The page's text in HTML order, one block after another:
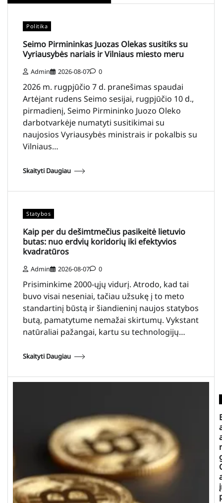
Politika
Seimo Pirmininkas Juozas Olekas susitiks su
Vyriausybės nariais ir Vilniaus miesto meru
Admin 2026-08-07 0
2026 m. rugpjūčio 7 d. pranešimas spaudai
Artėjant rudens Seimo sesijai, rugpjūčio 10 d.,
pirmadienį, Seimo Pirmininko Juozo Oleko
darbotvarkėje numatyti susitikimai su
naujosios Vyriausybės ministrais ir pokalbis su
Vilniaus…
Skaityti Daugiau
Statybos
Kaip per du dešimtmečius pasikeitė lietuvio
butas: nuo erdvių koridorių iki efektyvios
kvadratūros
Admin 2026-08-07 0
Prisiminkime 2000-ųjų vidurį. Atrodo, kad tai
buvo visai neseniai, tačiau užsukę į to meto
standartinį būstą ir šiandieninį naujos statybos
butą, pamatytume nemažai skirtumų. Vykstant
natūraliai pažangai, kartu su technologijų…
Skaityti Daugiau